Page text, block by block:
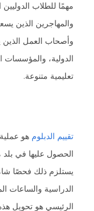
مهمًا للطلاب
والمهاجرين الذين
وأصحاب العمل
الدولية، والمؤسسات
تعليمية متنوعة.
تقييم الدبلوم هو عملية
الحصول عليها في بلد
يستلزم ذلك فحصًا
الدراسية والساعات
الرئيسي هو تحويل